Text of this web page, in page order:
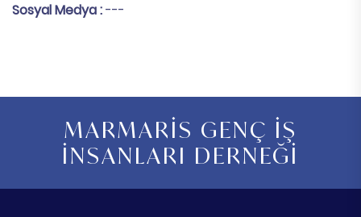
Sosyal Medya :---
MARMARİS GENÇ İŞ
İNSANLARI DERNEĞİ